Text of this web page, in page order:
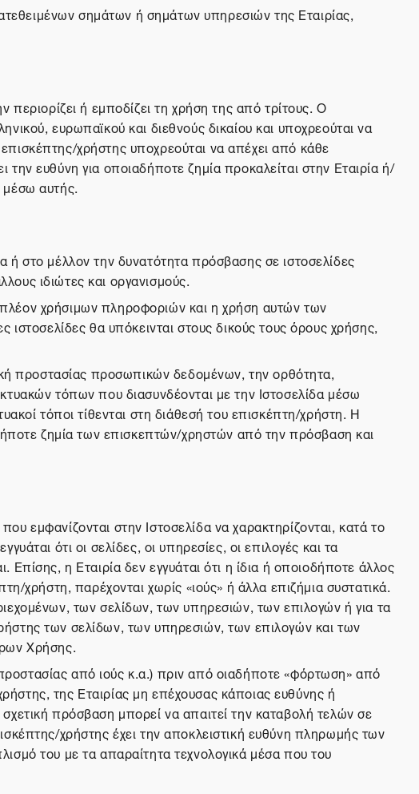
σημάτων ή σημάτων υπηρεσιών της Εταιρίας,
ή εμποδίζει τη χρήση της από τρίτους. Ο
ευρωπαϊκού και διεθνούς δικαίου και υποχρεούται να
χρήστης υποχρεούται να απέχει από κάθε
ευθύνη για οποιαδήποτε ζημία προκαλείται στην Εταιρία ή/
μέσω αυτής.
ή στο μέλλον την δυνατότητα πρόσβασης σε ιστοσελίδες
ιδιώτες και οργανισμούς.
χρήσιμων πληροφοριών και η χρήση αυτών των
ιστοσελίδες θα υπόκεινται στους δικούς τους όρους χρήσης,
προστασίας προσωπικών δεδομένων, την ορθότητα,
τόπων που διασυνδέονται με την Ιστοσελίδα μέσω
τόποι τίθενται στη διάθεσή του επισκέπτη/χρήστη. Η
ζημία των επισκεπτών/χρηστών από την πρόσβαση και
εμφανίζονται στην Ιστοσελίδα να χαρακτηρίζονται, κατά το
ότι οι σελίδες, οι υπηρεσίες, οι επιλογές και τα
η Εταιρία δεν εγγυάται ότι η ίδια ή οποιοδήποτε άλλος
χρήστη, παρέχονται χωρίς «ιούς» ή άλλα επιζήμια συστατικά.
των σελίδων, των υπηρεσιών, των επιλογών ή για τα
των σελίδων, των υπηρεσιών, των επιλογών και των
Χρήσης.
από ιούς κ.α.) πριν από οιαδήποτε «φόρτωση» από
της Εταιρίας μη επέχουσας κάποιας ευθύνης ή
πρόσβαση μπορεί να απαιτεί την καταβολή τελών σε
χρήστης έχει την αποκλειστική ευθύνη πληρωμής των
του με τα απαραίτητα τεχνολογικά μέσα που του